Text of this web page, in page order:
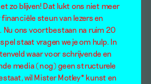
zo blijven! Dat lukt ons niet meer
financiële steun van lezers en
Nu ons voortbestaan na ruim 20
staat vragen we je om hulp. In
waar voor schrijvende en
media (nog) geen structurele
wil Mister Motley* kunst en